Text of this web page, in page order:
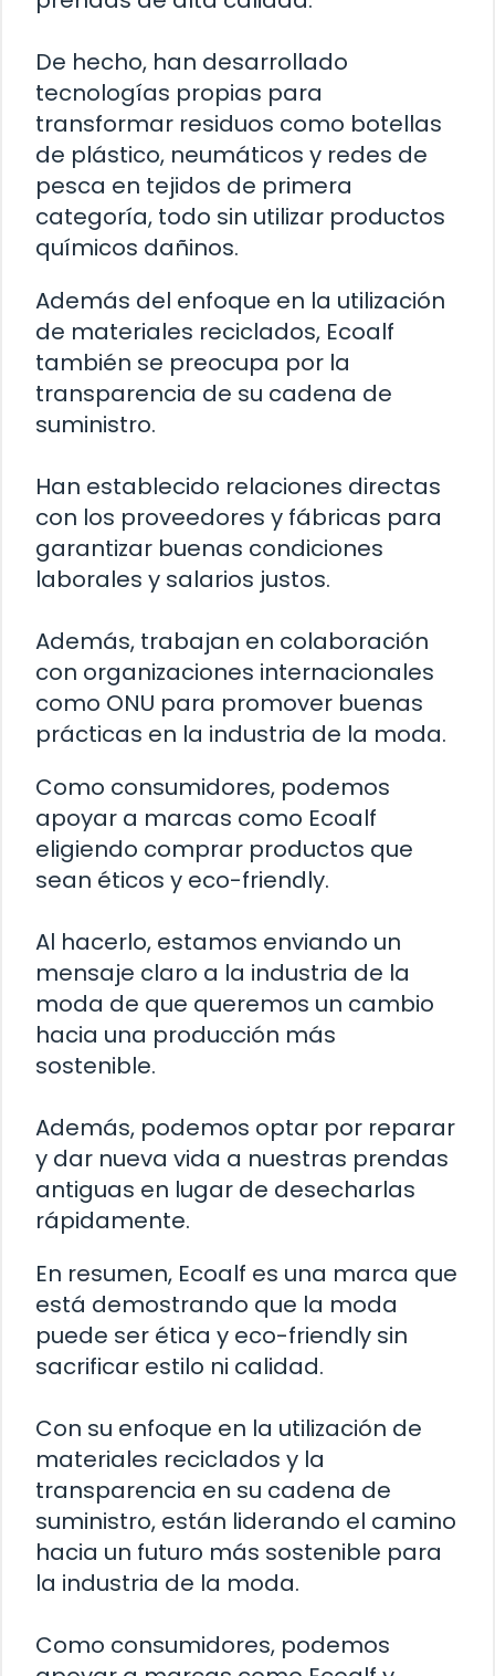
De hecho, han desarrollado
tecnologías propias para
transformar residuos como botellas
de plástico, neumáticos y redes de
pesca en tejidos de primera
categoría, todo sin utilizar productos
químicos dañinos.
Además del enfoque en la utilización
de materiales reciclados, Ecoalf
también se preocupa por la
transparencia de su cadena de
suministro.
Han establecido relaciones directas
con los proveedores y fábricas para
garantizar buenas condiciones
laborales y salarios justos.
Además, trabajan en colaboración
con organizaciones internacionales
como ONU para promover buenas
prácticas en la industria de la moda.
Como consumidores, podemos
apoyar a marcas como Ecoalf
eligiendo comprar productos que
sean éticos y eco-friendly.
Al hacerlo, estamos enviando un
mensaje claro a la industria de la
moda de que queremos un cambio
hacia una producción más
sostenible.
Además, podemos optar por reparar
y dar nueva vida a nuestras prendas
antiguas en lugar de desecharlas
rápidamente.
En resumen, Ecoalf es una marca que
está demostrando que la moda
puede ser ética y eco-friendly sin
sacrificar estilo ni calidad.
Con su enfoque en la utilización de
materiales reciclados y la
transparencia en su cadena de
suministro, están liderando el camino
hacia un futuro más sostenible para
la industria de la moda.
Como consumidores, podemos